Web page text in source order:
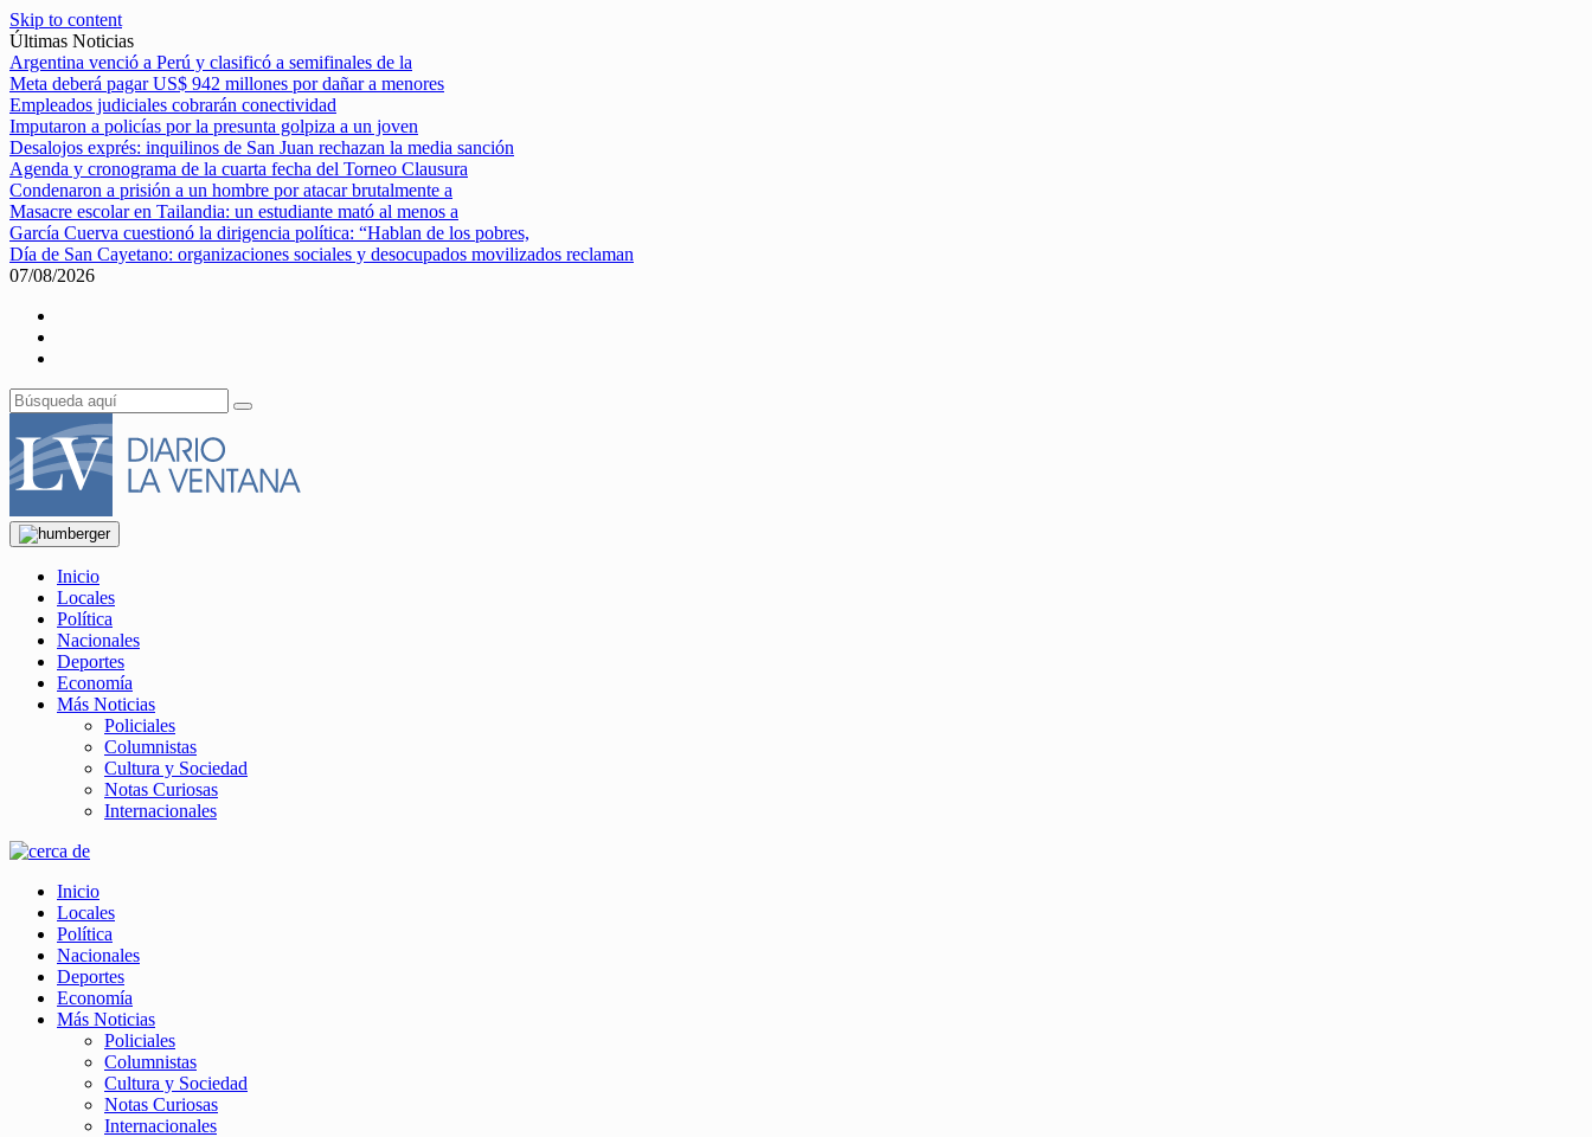
Skip to content
Últimas Noticias
Argentina venció a Perú y clasificó a semifinales de la
Meta deberá pagar US$ 942 millones por dañar a menores
Empleados judiciales cobrarán conectividad
Imputaron a policías por la presunta golpiza a un joven
Desalojos exprés: inquilinos de San Juan rechazan la media sanción
Agenda y cronograma de la cuarta fecha del Torneo Clausura
Condenaron a prisión a un hombre por atacar brutalmente a
Masacre escolar en Tailandia: un estudiante mató al menos a
García Cuerva cuestionó la dirigencia política: “Hablan de los pobres,
Día de San Cayetano: organizaciones sociales y desocupados movilizados reclaman
07/08/2026
Inicio
Locales
Política
Nacionales
Deportes
Economía
Más Noticias
Policiales
Columnistas
Cultura y Sociedad
Notas Curiosas
Internacionales
Inicio
Locales
Política
Nacionales
Deportes
Economía
Más Noticias
Policiales
Columnistas
Cultura y Sociedad
Notas Curiosas
Internacionales